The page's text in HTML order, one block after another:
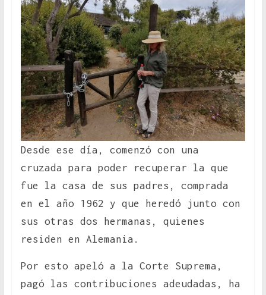
Desde ese día, comenzó con una
cruzada para poder recuperar la que
fue la casa de sus padres, comprada
en el año 1962 y que heredó junto con
sus otras dos hermanas, quienes
residen en Alemania.
Por esto apeló a la Corte Suprema,
pagó las contribuciones adeudadas, ha